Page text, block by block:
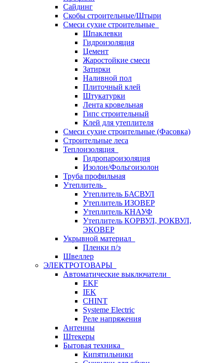
Сайдинг
Скобы строительные/Штыри
Смеси сухие строительные
Шпаклевки
Гидроизоляция
Цемент
Жаростойкие смеси
Затирки
Наливной пол
Плиточный клей
Штукатурки
Лента кровельная
Гипс строительный
Клей для утеплителя
Смеси сухие строительные (Фасовка)
Строительные леса
Теплоизоляция
Гидропароизоляция
Изолон/Фольгоизолон
Труба профильная
Утеплитель
Утеплитель БАСВУЛ
Утеплитель ИЗОВЕР
Утеплитель КНАУФ
Утеплитель КОРВУЛ, РОКВУЛ,
ЭКОВЕР
Укрывной материал
Пленки п/э
Швеллер
ЭЛЕКТРОТОВАРЫ
Автоматические выключатели
EKF
IEK
CHINT
Systeme Electric
Реле напряжения
Антенны
Штекеры
Бытовая техника
Кипятильники